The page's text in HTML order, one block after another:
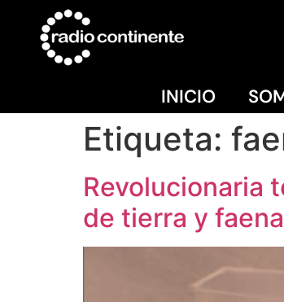
INICIO
Etiqueta:
Revolucionaria
de tierra y